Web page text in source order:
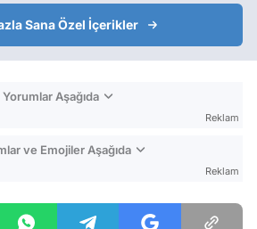
Sana Özel İçerikler
Yorumlar Aşağıda
Reklam
ve Emojiler Aşağıda
Reklam